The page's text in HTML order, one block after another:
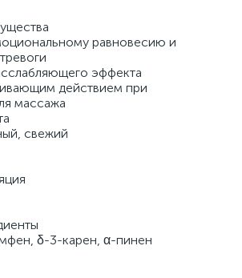
равновесию и
эффекта
действием при
массажа
свежий
δ-3-карен, α-пинен